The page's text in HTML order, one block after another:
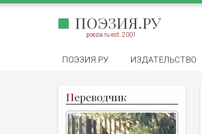
ПОЭЗИЯ.РУ
poezia.ru est. 2001
ПОЭЗИЯ.РУ ИЗДАТЕЛЬСТВО
Переводчик